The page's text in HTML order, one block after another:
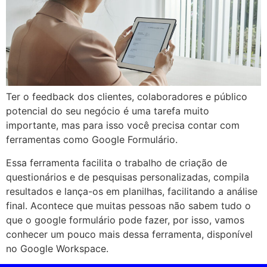
Ter o feedback dos clientes, colaboradores e público
potencial do seu negócio é uma tarefa muito
importante, mas para isso você precisa contar com
ferramentas como Google Formulário.
Essa ferramenta facilita o trabalho de criação de
questionários e de pesquisas personalizadas, compila
resultados e lança-os em planilhas, facilitando a análise
final. Acontece que muitas pessoas não sabem tudo o
que o google formulário pode fazer, por isso, vamos
conhecer um pouco mais dessa ferramenta, disponível
no Google Workspace.